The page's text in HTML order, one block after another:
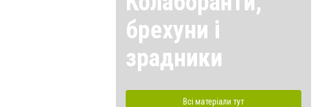
брехуни і
зрадники
Всі матеріали тут